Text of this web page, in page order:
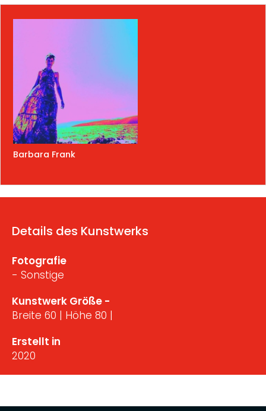
Barbara Frank
Details des Kunstwerks
Fotografie
- Sonstige
Kunstwerk Größe -
Breite 60 | Höhe 80 |
Erstellt in
2020